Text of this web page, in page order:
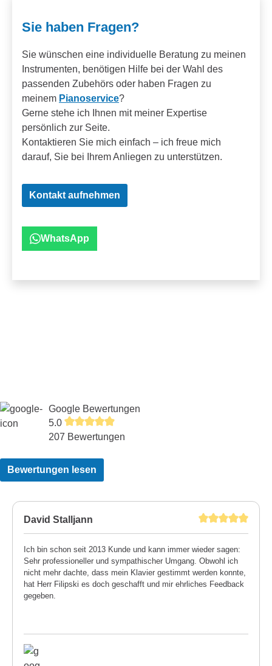
Sie haben Fragen?
Sie wünschen eine individuelle Beratung zu meinen
Instrumenten, benötigen Hilfe bei der Wahl des
passenden Zubehörs oder haben Fragen zu
meinem Pianoservice?
Gerne stehe ich Ihnen mit meiner Expertise
persönlich zur Seite.
Kontaktieren Sie mich einfach – ich freue mich
darauf, Sie bei Ihrem Anliegen zu unterstützen.
Kontakt aufnehmen
WhatsApp
Google Bewertungen
5.0
207 Bewertungen
Bewertungen lesen
David Stalljann
Ich bin schon seit 2013 Kunde und kann immer wieder sagen:
Sehr professioneller und sympathischer Umgang. Obwohl ich
nicht mehr dachte, dass mein Klavier gestimmt werden konnte,
hat Herr Filipski es doch geschafft und mir ehrliches Feedback
gegeben.